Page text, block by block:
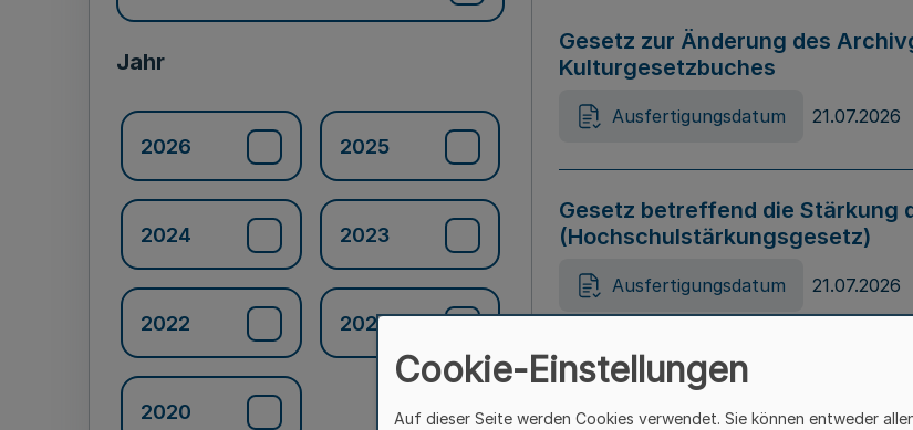
Jahr
2026 2025
2024 2023
2022 2021
2020
Gesetz zur Änderung des
Kulturgesetzbuches
Ausfertigungsdatum 21.07.2026
Gesetz betreffend die Stärkung
(Hochschulstärkungsgesetz)
Ausfertigungsdatum 21.07.2026
Gesetz zur Vermeidung von
Cookie-Einstellungen
Auf dieser Seite werden Cookies verwendet. Sie können entweder